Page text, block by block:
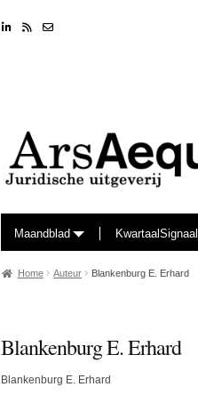
LinkedinRSS feed
Maandblad KwartaalSignaal
Home Auteur Blankenburg E. Erhard
Blankenburg E. Erhard
Blankenburg E. Erhard